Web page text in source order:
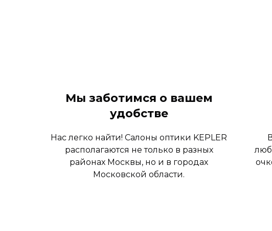
Мы заботимся о вашем
удобстве
Нас легко найти! Салоны оптики KEPLER
располагаются не только в разных
районах Москвы, но и в городах
Московской области.